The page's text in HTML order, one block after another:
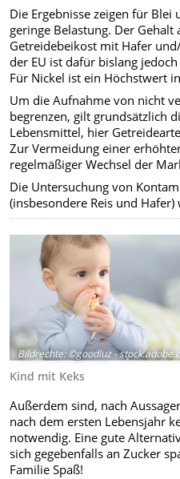
Die Ergebnisse zeigen für
geringe Belastung. Der
Getreidebeikost mit Hafer
der EU ist dafür bislang
Für Nickel ist ein Höchstwert
Um die Aufnahme von nicht
begrenzen, gilt grundsätzlich
Lebensmittel, hier
Zur Vermeidung einer
regelmäßiger Wechsel der
Die Untersuchung von
(insbesondere Reis und
Bildrechte:©goodluz -
Kind mit Keks
Außerdem sind, nach
nach dem ersten Lebensjahr
notwendig. Eine gute
sich gegebenfalls an Zucker
Familie Spaß!